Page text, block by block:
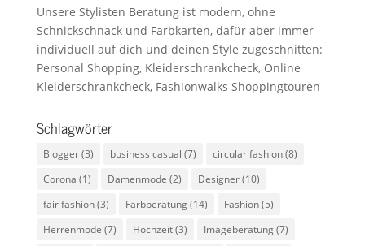
Unsere Stylisten Beratung ist modern, ohne
Schnickschnack und Farbkarten, dafür aber immer
individuell auf dich und deinen Style zugeschnitten:
Personal Shopping, Kleiderschrankcheck, Online
Kleiderschrankcheck, Fashionwalks Shoppingtouren
Schlagwörter
Blogger(3) business casual (7) circular fashion(8)
Corona (1) Damenmode (2) Designer(10)
fair fashion(3) Farbberatung(14) Fashion(5)
Herrenmode (7) Hochzeit(3) Imageberatung(7)